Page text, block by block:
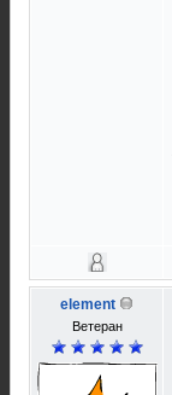
element
Ветеран